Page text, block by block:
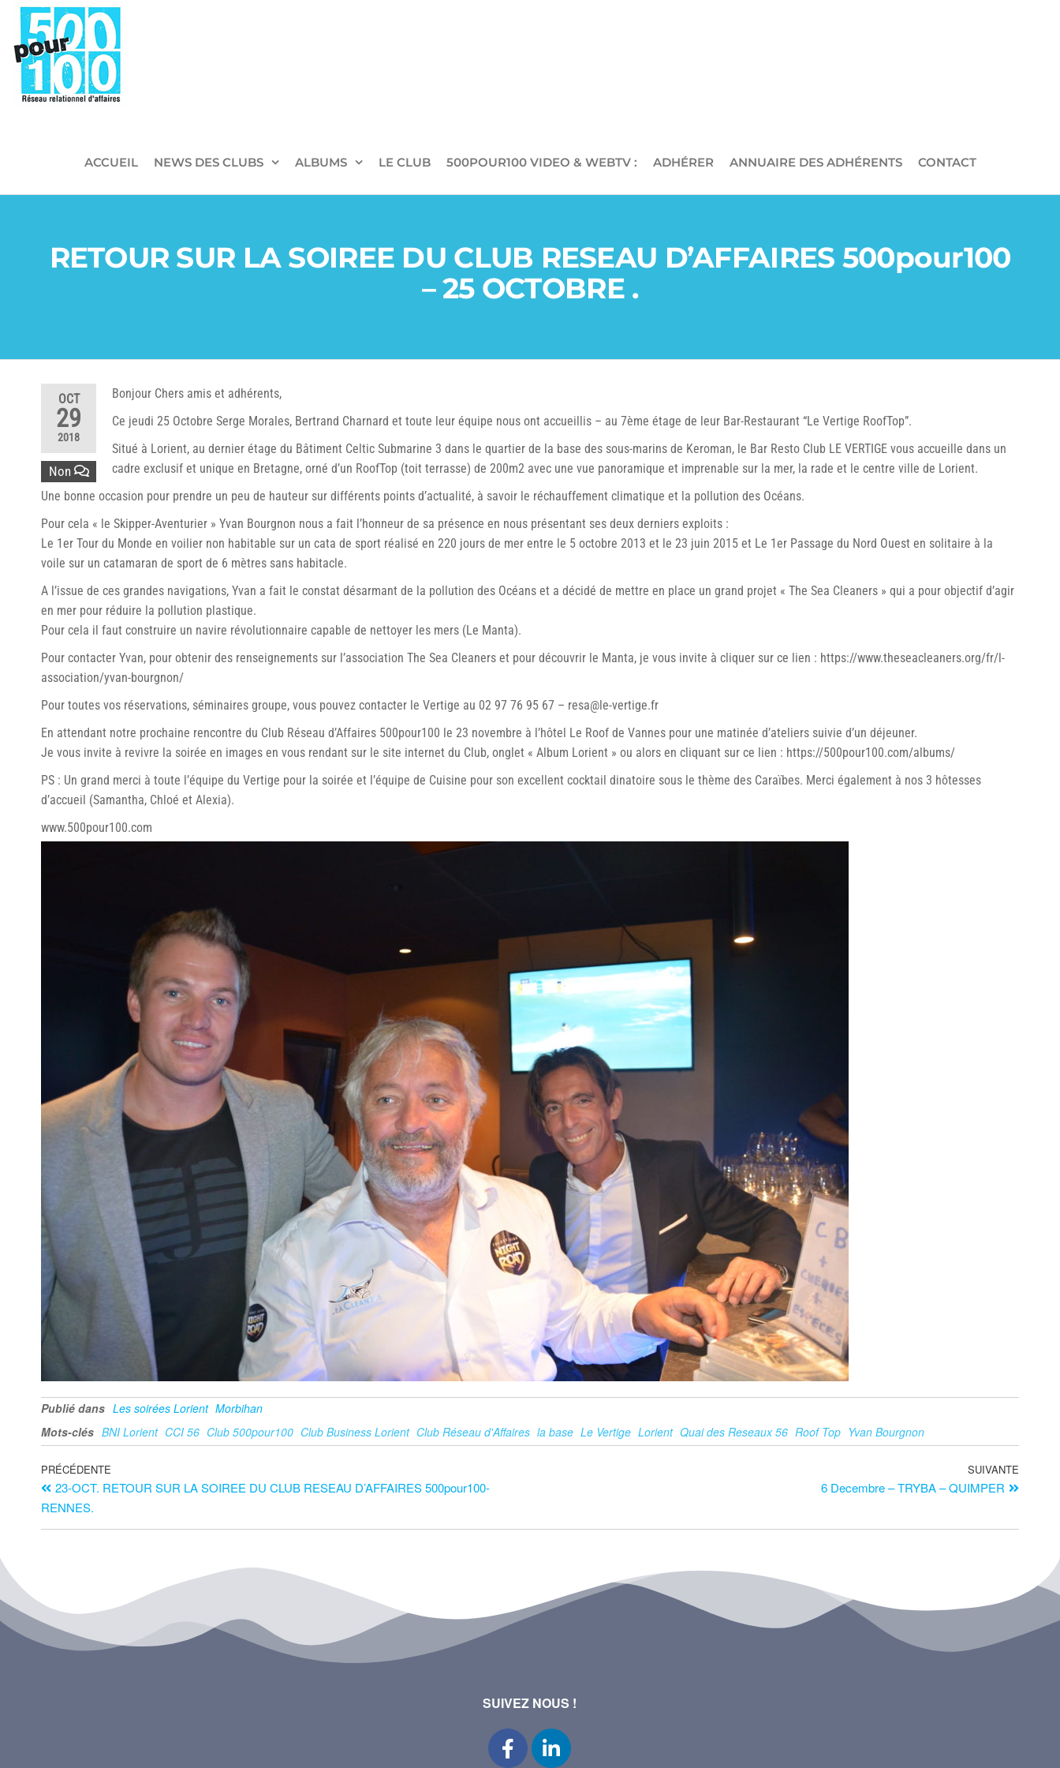
ACCUEIL NEWS DES CLUBS ALBUMS LE CLUB 500POUR100 VIDEO & WEBTV : ADHÉRER ANNUAIRE DES ADHÉRENTS CONTACT
RETOUR SUR LA SOIREE DU CLUB RESEAU D’AFFAIRES 500pour100
– 25 OCTOBRE .
OCT
29
2018
Non
Bonjour Chers amis et adhérents,
Ce jeudi 25 Octobre Serge Morales, Bertrand Charnard et toute leur équipe nous ont accueillis – au 7ème étage de leur Bar-Restaurant “Le Vertige RoofTop”.
Situé à Lorient, au dernier étage du Bâtiment Celtic Submarine 3 dans le quartier de la base des sous-marins de Keroman, le Bar Resto Club LE VERTIGE vous accueille dans un
cadre exclusif et unique en Bretagne, orné d’un RoofTop (toit terrasse) de 200m2 avec une vue panoramique et imprenable sur la mer, la rade et le centre ville de Lorient.
Une bonne occasion pour prendre un peu de hauteur sur différents points d’actualité, à savoir le réchauffement climatique et la pollution des Océans.
Pour cela « le Skipper-Aventurier » Yvan Bourgnon nous a fait l’honneur de sa présence en nous présentant ses deux derniers exploits :
Le 1er Tour du Monde en voilier non habitable sur un cata de sport réalisé en 220 jours de mer entre le 5 octobre 2013 et le 23 juin 2015 et Le 1er Passage du Nord Ouest en solitaire à la
voile sur un catamaran de sport de 6 mètres sans habitacle.
A l’issue de ces grandes navigations, Yvan a fait le constat désarmant de la pollution des Océans et a décidé de mettre en place un grand projet « The Sea Cleaners » qui a pour objectif d’agir
en mer pour réduire la pollution plastique.
Pour cela il faut construire un navire révolutionnaire capable de nettoyer les mers (Le Manta).
Pour contacter Yvan, pour obtenir des renseignements sur l’association The Sea Cleaners et pour découvrir le Manta, je vous invite à cliquer sur ce lien : https://www.theseacleaners.org/fr/l-
association/yvan-bourgnon/
Pour toutes vos réservations, séminaires groupe, vous pouvez contacter le Vertige au 02 97 76 95 67 – resa@le-vertige.fr
En attendant notre prochaine rencontre du Club Réseau d’Affaires 500pour100 le 23 novembre à l’hôtel Le Roof de Vannes pour une matinée d’ateliers suivie d’un déjeuner.
Je vous invite à revivre la soirée en images en vous rendant sur le site internet du Club, onglet « Album Lorient » ou alors en cliquant sur ce lien : https://500pour100.com/albums/
PS : Un grand merci à toute l’équipe du Vertige pour la soirée et l’équipe de Cuisine pour son excellent cocktail dinatoire sous le thème des Caraïbes. Merci également à nos 3 hôtesses
d’accueil (Samantha, Chloé et Alexia).
www.500pour100.com
Publié dans Les soirées Lorient Morbihan
Mots-clés BNI Lorient CCI 56 Club 500pour100 Club Business Lorient Club Réseau d'Affaires la base Le Vertige Lorient Quai des Reseaux 56 Roof Top Yvan Bourgnon
PRÉCÉDENTE
23-OCT. RETOUR SUR LA SOIREE DU CLUB RESEAU D’AFFAIRES 500pour100-
RENNES.
SUIVANTE
6 Decembre – TRYBA – QUIMPER
SUIVEZ NOUS !